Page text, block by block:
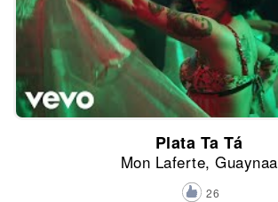
Plata Ta Tá
Mon Laferte, Guaynaa
26